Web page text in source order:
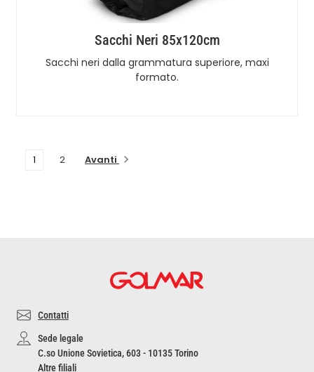
Sacchi Neri 85x120cm
Sacchi neri dalla grammatura superiore, maxi
formato.
1 2 Avanti
Contatti
Sede legale
C.so Unione Sovietica, 603 - 10135 Torino
Altre filiali